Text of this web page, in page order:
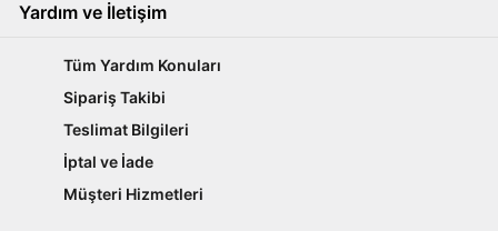
Yardım ve İletişim
Tüm Yardım Konuları
Sipariş Takibi
Teslimat Bilgileri
İptal ve İade
Müşteri Hizmetleri